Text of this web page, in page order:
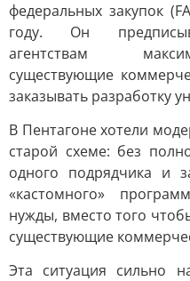
федеральных закупок
году. Он
агентствам
существующие
заказывать разработку
В Пентагоне хотели
старой схеме: без
одного подрядчика и
«кастомного»
нужды, вместо того
существующие
Эта ситуация сильно